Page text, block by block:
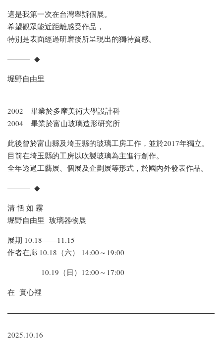
這是我第一次在台灣舉辦個展。
希望觀眾能近距離感受作品，
特別是表面經過研磨後所呈現出的獨特質感。
——— ◆
堀野自由里
2002 畢業於多摩美術大學設計科
2004 畢業於富山玻璃造形研究所
此後曾於富山縣及埼玉縣的玻璃工房工作，並於2017年獨立。
目前在埼玉縣的工房以吹製玻璃為主進行創作。
全年透過工藝展、個展及企劃展等形式，於國內外發表作品。
——— ◆
清 恬 如 霧
堀野自由里 玻璃器物展
展期 10.18——11.15
作者在廊 10.18（六） 14:00～19:00
10.19（日）12:00～17:00
在 實心裡
2025.10.16